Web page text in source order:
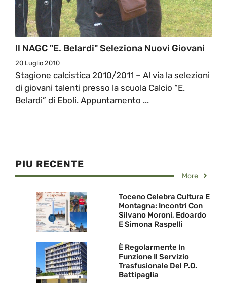
Il NAGC "E. Belardi" Seleziona Nuovi Giovani
20 Luglio 2010
Stagione calcistica 2010/2011 – Al via la selezioni
di giovani talenti presso la scuola Calcio “E.
Belardi” di Eboli. Appuntamento ...
PIU RECENTE
More
Toceno Celebra Cultura E
Montagna: Incontri Con
Silvano Moroni, Edoardo
E Simona Raspelli
È Regolarmente In
Funzione Il Servizio
Trasfusionale Del P.O.
Battipaglia